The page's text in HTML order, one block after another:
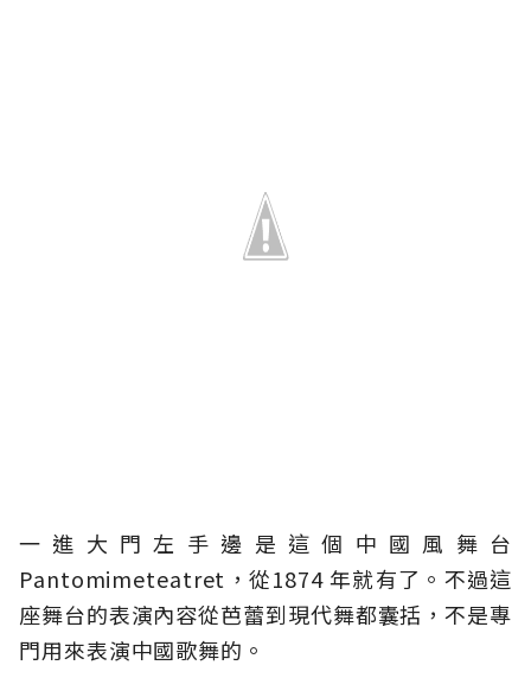
一進大門左手邊是這個中國風舞台
Pantomimeteatret，從1874 年就有了。不過這
座舞台的表演內容從芭蕾到現代舞都囊括，不是專
門用來表演中國歌舞的。